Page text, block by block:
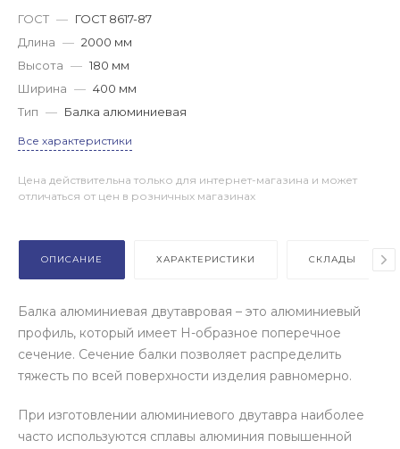
ГОСТ — ГОСТ 8617-87
Длина — 2000 мм
Высота — 180 мм
Ширина — 400 мм
Тип — Балка алюминиевая
Все характеристики
Цена действительна только для интернет-магазина и может
отличаться от цен в розничных магазинах
ОПИСАНИЕ ХАРАКТЕРИСТИКИ СКЛАДЫ
Балка алюминиевая двутавровая – это алюминиевый
профиль, который имеет Н-образное поперечное
сечение. Сечение балки позволяет распределить
тяжесть по всей поверхности изделия равномерно.
При изготовлении алюминиевого двутавра наиболее
часто используются сплавы алюминия повышенной